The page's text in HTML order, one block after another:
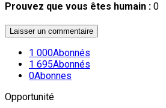
Prouvez que vous êtes humain : 0
1 000Abonnés
1 695Abonnés
0Abonnes
Opportunité